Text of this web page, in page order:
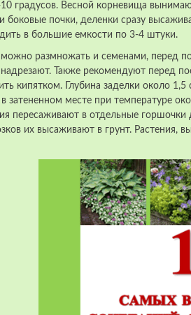
градусов. Весной корневища
боковые почки, деленки сразу
в большие емкости по 3-4 штуки.
размножать и семенами, перед
надрезают. Также рекомендуют перед
кипятком. Глубина заделки около
в затененном месте при температуре
пересаживают в отдельные
их высаживают в грунт. Растения,